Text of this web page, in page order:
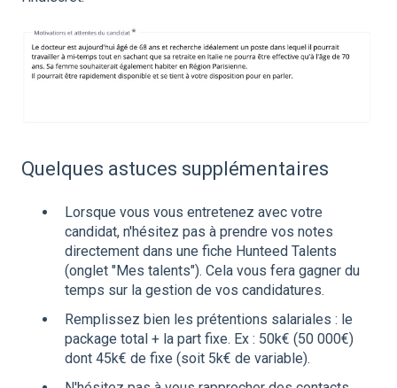
Quelques astuces supplémentaires
Lorsque vous vous entretenez avec votre
candidat, n'hésitez pas à prendre vos notes
directement dans une fiche Hunteed Talents
(onglet "Mes talents"). Cela vous fera gagner du
temps sur la gestion de vos candidatures.
Remplissez bien les prétentions salariales : le
package total + la part fixe. Ex : 50k€ (50 000€)
dont 45k€ de fixe (soit 5k€ de variable).